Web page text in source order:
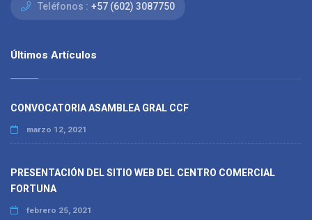
Teléfonos : +57 (602) 3087750
Últimos Artículos
CONVOCATORIA ASAMBLEA GRAL CCF
marzo 12, 2021
PRESENTACIÓN DEL SITIO WEB DEL CENTRO COMERCIAL
FORTUNA
febrero 25, 2021